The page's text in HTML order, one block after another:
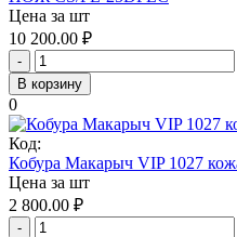
Цена за шт
10 200.00 ₽
-
В корзину
0
Код:
Кобура Макарыч VIP 1027
Цена за шт
2 800.00 ₽
-